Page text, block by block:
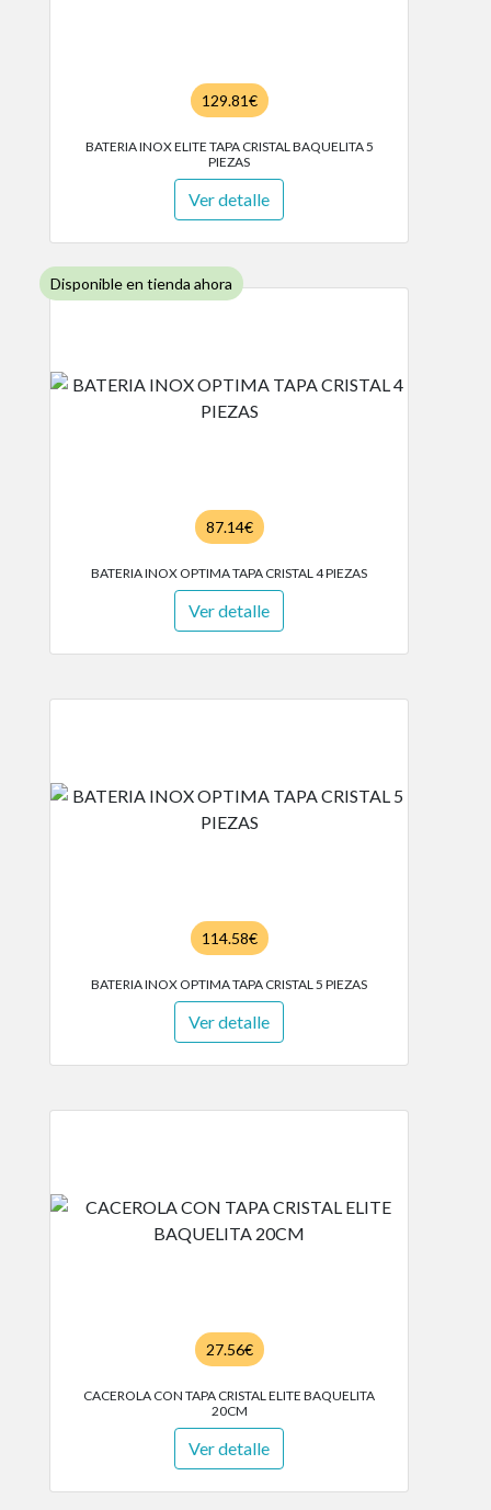
129.81€
BATERIA INOX ELITE TAPA CRISTAL BAQUELITA 5
PIEZAS
Ver detalle
Disponible en tienda ahora
87.14€
BATERIA INOX OPTIMA TAPA CRISTAL 4 PIEZAS
Ver detalle
114.58€
BATERIA INOX OPTIMA TAPA CRISTAL 5 PIEZAS
Ver detalle
27.56€
CACEROLA CON TAPA CRISTAL ELITE BAQUELITA
20CM
Ver detalle